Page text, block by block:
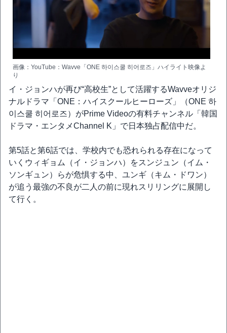
画像：YouTube：Wavve「ONE 하이스쿨 히어로즈」ハイライト映像よ
り
イ・ジョンハが再び“高校生”として活躍するWavveオリジ
ナルドラマ「ONE：ハイスクールヒーローズ」（ONE 하
이스쿨 히어로즈）がPrime Videoの有料チャンネル「韓国
ドラマ・エンタメChannel K」で日本独占配信中だ。
第5話と第6話では、学校内でも恐れられる存在になって
いくウィギョム（イ・ジョンハ）をスンジュン（イム・
ソンギュン）らが危惧する中、ユンギ（キム・ドワン）
が追う最強の不良が二人の前に現れスリリングに展開し
て行く。